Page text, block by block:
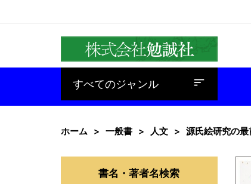
すべてのジャンル
baseline_sort
ホーム 一般書 人文 源氏絵研究の最
書名・著者名検索